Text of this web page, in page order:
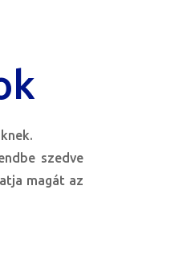
szedve
magát az